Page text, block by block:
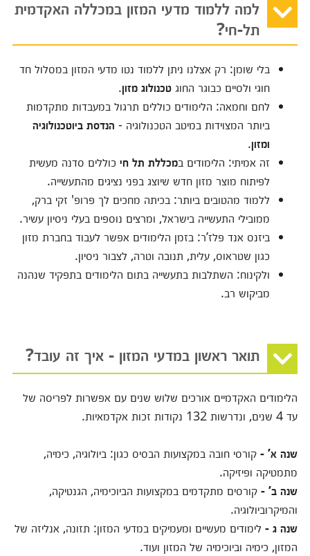
למה ללמוד מדעי המזון במכללה האקדמית
תל-חי?
בלי שומן: רק אצלנו ניתן ללמוד נטו מדעי המזון במסלול חד
חוגי ולסיים כבוגר החוג טכנולוג מזון.
לחם וחמאה: הלימודים כוללים תרגול במעבדות מתקדמות
ביותר המצוידות במיטב הטכנולוגיה - הנדסת ביוטכנולוגיה
ומזון.
זה אמיתי: הלימודים במכללת תל חי כוללים סדנה מעשית
לפיתוח מוצר מזון חדש שיוצג בפני נציגים מהתעשייה.
ללמוד מהטובים ביותר: בכיתה מחכים לך פרופ' זקי ברק,
ממובילי התעשייה בישראל, ומרצים נוספים בעלי ניסיון עשיר.
ביזנס אנד פלז’ר: בזמן הלימודים אפשר לעבוד בחברת מזון
כגון שטראוס, עלית, תנובה וטרה, לצבור ניסיון.
ולקינוח: השתלבות בתעשייה בתום הלימודים בתפקיד שנהנה
מביקוש רב.
תואר ראשון במדעי המזון - איך זה עובד?
הלימודים האקדמיים אורכים שלוש שנים עם אפשרות לפריסה של
עד 4 שנים, ונדרשות 132 נקודות זכות אקדמאיות.
שנה א’ - קורסי חובה במקצועות הבסיס כגון: ביולוגיה, כימיה,
מתמטיקה ופיזיקה.
שנה ב’ - קורסים מתקדמים במקצועות הביוכימיה, הגנטיקה,
והמיקרוביולוגיה.
שנה ג - לימודים מעשיים ומעמיקים במדעי המזון: תזונה, אנליזה של
המזון, כימיה וביוכימיה של המזון ועוד.